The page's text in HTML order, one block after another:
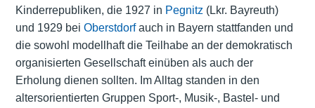
Kinderrepubliken, die 1927 in Pegnitz (Lkr. Bayreuth)
und 1929 bei Oberstdorfauch in Bayern stattfanden und
die sowohl modellhaft die Teilhabe an der demokratisch
organisierten Gesellschaft einüben als auch der
Erholung dienen sollten. Im Alltag standen in den
altersorientierten Gruppen Sport-, Musik-, Bastel- und